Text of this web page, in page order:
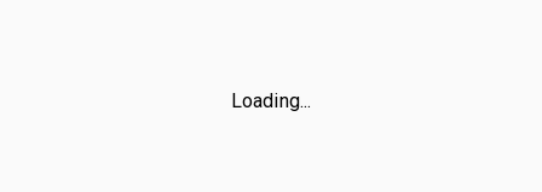
Loading...